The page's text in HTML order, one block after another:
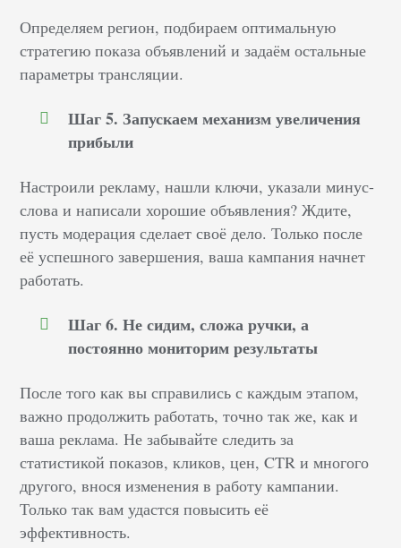
Определяем регион, подбираем оптимальную
стратегию показа объявлений и задаём остальные
параметры трансляции.
Шаг 5. Запускаем механизм увеличения
прибыли
Настроили рекламу, нашли ключи, указали минус-
слова и написали хорошие объявления? Ждите,
пусть модерация сделает своё дело. Только после
её успешного завершения, ваша кампания начнет
работать.
Шаг 6. Не сидим, сложа ручки, а
постоянно мониторим результаты
После того как вы справились с каждым этапом,
важно продолжить работать, точно так же, как и
ваша реклама. Не забывайте следить за
статистикой показов, кликов, цен, CTR и многого
другого, внося изменения в работу кампании.
Только так вам удастся повысить её
эффективность.